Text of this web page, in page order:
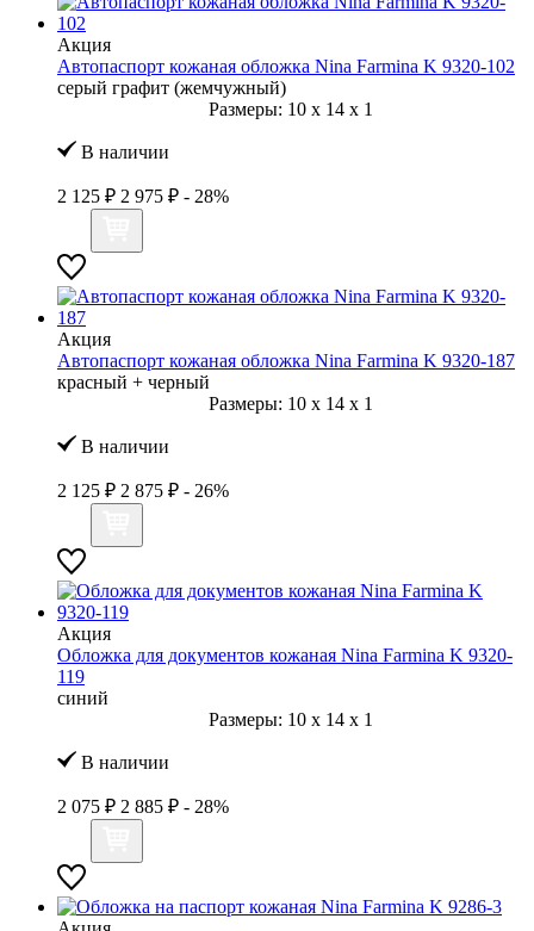
Акция
Автопаспорт кожаная обложка Nina Farmina K 9320-102
серый графит (жемчужный)
Размеры: 10 x 14 x 1
В наличии
2 125 ₽ 2 975 ₽ - 28%
Акция
Автопаспорт кожаная обложка Nina Farmina K 9320-187
красный + черный
Размеры: 10 x 14 x 1
В наличии
2 125 ₽ 2 875 ₽ - 26%
Акция
Обложка для документов кожаная Nina Farmina K 9320-
119
синий
Размеры: 10 x 14 x 1
В наличии
2 075 ₽ 2 885 ₽ - 28%